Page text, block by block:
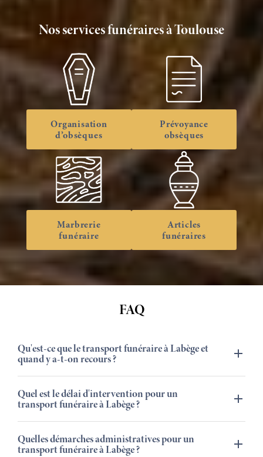
Nos services funéraires à Toulouse
Organisation
d’obsèques
Prévoyance
obsèques
Marbrerie
funéraire
Articles
funéraires
FAQ
Qu'est-ce que le transport funéraire à Labège et
quand y a-t-on recours ?
Quel est le délai d'intervention pour un
transport funéraire à Labège ?
Quelles démarches administratives pour un
transport funéraire à Labège ?